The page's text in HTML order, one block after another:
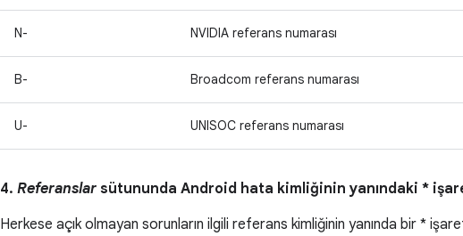
N- NVIDIA referans numarası
B- Broadcom referans numarası
U- UNISOC referans numarası
4. Referanslar sütununda Android hata kimliğinin yanındaki *
Herkese açık olmayan sorunların ilgili referans kimliğinin yanında bir *